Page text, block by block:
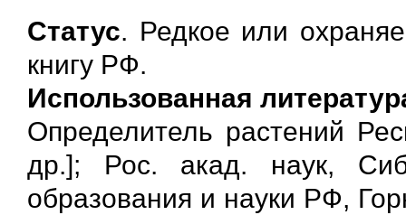
Статус. Редкое или
книгу РФ.
Использованная
Определитель растений
др.]; Рос. акад. наук,
образования и науки РФ,